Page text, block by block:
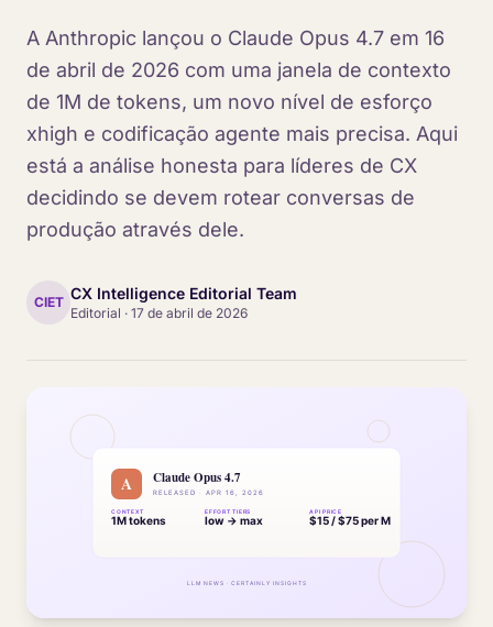
A Anthropic lançou o Claude Opus 4.7 em 16
de abril de 2026 com uma janela de contexto
de 1M de tokens, um novo nível de esforço
xhigh e codificação agente mais precisa. Aqui
está a análise honesta para líderes de CX
decidindo se devem rotear conversas de
produção através dele.
CIET CX Intelligence Editorial Team
Editorial · 17 de abril de 2026